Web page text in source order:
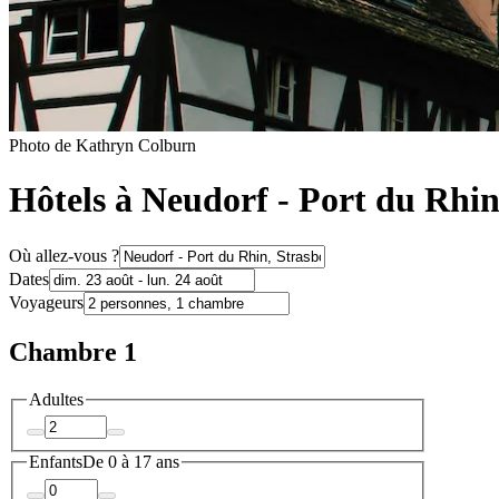
Photo de Kathryn Colburn
Hôtels à Neudorf - Port du Rhin
Où allez-vous ?
Dates
Voyageurs
Chambre 1
Adultes
EnfantsDe 0 à 17 ans